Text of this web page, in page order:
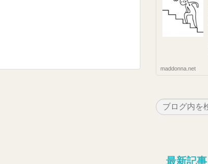
maddonna.net
最新記事